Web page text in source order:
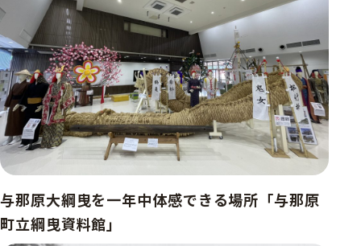
与那原大綱曳を一年中体感できる場所「与那原
町立綱曳資料館」